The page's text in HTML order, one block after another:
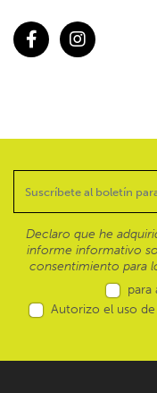
Declaro que he
informe informativo
consentimiento para
para
Autorizo el uso